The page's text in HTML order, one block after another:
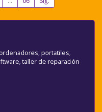
portatiles,
taller de reparación